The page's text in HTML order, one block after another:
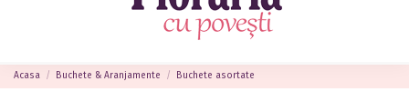
Acasa Buchete & Aranjamente Buchete asortate